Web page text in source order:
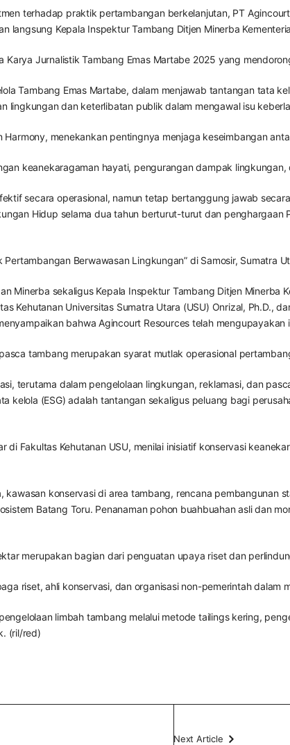
terhadap praktik pertambangan berkelanjutan, PT
langsung Kepala Inspektur Tambang Ditjen Minerba
Karya Jurnalistik Tambang Emas Martabe 2025 yang
Tambang Emas Martabe, dalam menjawab tantangan tata
lingkungan dan keterlibatan publik dalam mengawal isu
menekankan pentingnya menjaga keseimbangan
keanekaragaman hayati, pengurangan dampak
secara operasional, namun tetap bertanggung jawab
Hidup selama dua tahun berturut-turut dan
Berwawasan Lingkungan” di Samosir, Sumatra
Minerba sekaligus Kepala Inspektur Tambang Ditjen Minerba
Kehutanan Universitas Sumatra Utara (USU) Onrizal, Ph.D.,
bahwa Agincourt Resources telah
tambang merupakan syarat mutlak operasional
terutama dalam pengelolaan lingkungan, reklamasi, dan
kelola (ESG) adalah tantangan sekaligus peluang bagi
di Fakultas Kehutanan USU, menilai inisiatif konservasi
konservasi di area tambang, rencana pembangunan
Batang Toru. Penanaman pohon buahbuahan asli dan
merupakan bagian dari penguatan upaya riset dan
riset, ahli konservasi, dan organisasi non-pemerintah
limbah tambang melalui metode tailings kering,
(ril/red)
Next Article